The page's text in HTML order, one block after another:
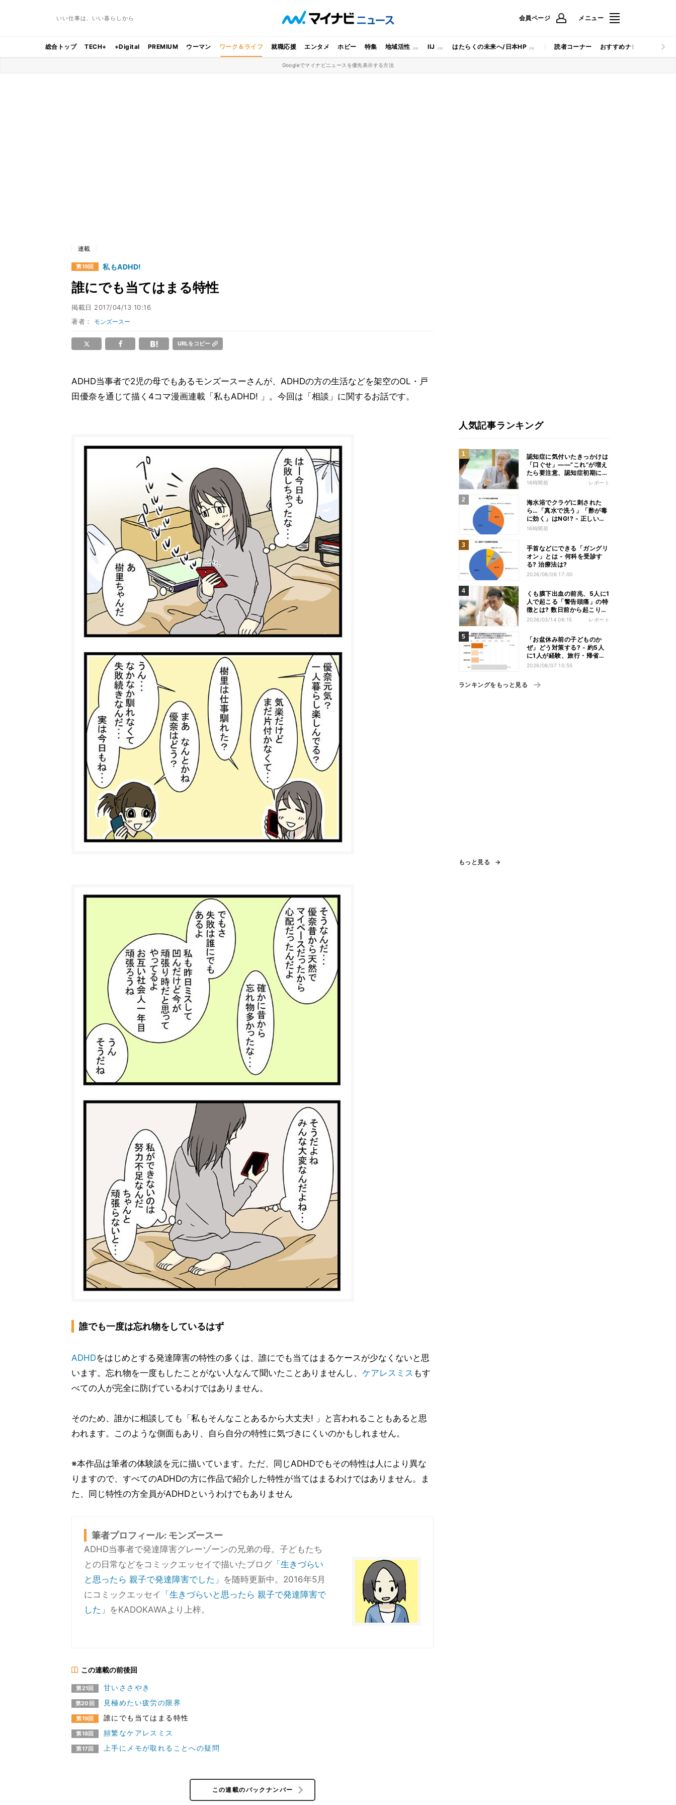
いい仕事は、いい暮らしから 会員ページ メニュー
総合トップ TECH+ +Digital PREMIUM ウーマン ワーク＆ライフ 就職応援 エンタメ ホビー 特集 地域活性 IIJ はたらくの未来へ/日本HP 読者コーナー おすすめナビ マイナビ
Googleでマイナビニュースを優先表示する方法
連載
第19回 私もADHD!
誰にでも当てはまる特性
掲載日 2017/04/13 10:16
著者： モンズースー
URLをコピー
ADHD当事者で2児の母でもあるモンズースーさんが、ADHDの方の生活などを架空のOL・戸
田優奈を通じて描く4コマ漫画連載「私もADHD! 」。今回は「相談」に関するお話です。
誰でも一度は忘れ物をしているはず
ADHDをはじめとする発達障害の特性の多くは、誰にでも当てはまるケースが少なくないと思
います。忘れ物を一度もしたことがない人なんて聞いたことありませんし、 ケアレスミス もす
べての人が完全に防げているわけではありません。
そのため、誰かに相談しても「私もそんなことあるから大丈夫! 」と言われることもあると思
われます。このような側面もあり、自ら自分の特性に気づきにくいのかもしれません。
※本作品は筆者の体験談を元に描いています。ただ、同じADHDでもその特性は人により異な
りますので、すべてのADHDの方に作品で紹介した特性が当てはまるわけではありません。ま
た、同じ特性の方全員がADHDというわけでもありません
筆者プロフィール: モンズースー
ADHD当事者で発達障害グレーゾーンの兄弟の母。子どもたち
との日常などをコミックエッセイで描いたブログ 「生きづらい
と思ったら 親子で発達障害でした」 を随時更新中。2016年5月
にコミックエッセイ
「生きづらいと思ったら 親子で発達障害で
した」 をKADOKAWAより上梓。
この連載の前後回
第21回 甘いささやき
第20回 見極めたい疲労の限界
第19回 誰にでも当てはまる特性
第18回 頻繁なケアレスミス
第17回 上手にメモが取れることへの疑問
この連載のバックナンバー
人気記事ランキング
認知症に気付いたきっかけは
「口ぐせ」――“これ”が増え
たら要注意、認知症初期に見
られる「会話の特徴」とは
16時間前 レポート
海水浴でクラゲに刺された
ら…「真水で洗う」「酢が毒
に効く」はNG!? - 正しい応
急処置を医師が解説
16時間前
手首などにできる「ガングリ
オン」とは - 何科を受診す
る? 治療法は?
2026/08/06 17:00
くも膜下出血の前兆、5人に1
人で起こる「警告頭痛」の特
徴とは? 数日前から起こりう
る、5つの「発症前のサイ
2026/03/14 06:15 レポート
「お盆休み前の子どものか
ぜ」どう対策する? - 約5人
に1人が経験、旅行・帰省へ
の影響も
2026/08/07 10:55
ランキングをもっと見る
もっと見る